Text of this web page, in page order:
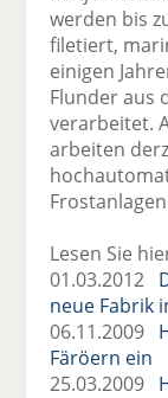
werden bis
filetiert,
einigen
Flunder aus
verarbeitet.
arbeiten
Lesen Sie
01.03.2012
neue Fabrik
06.11.2009
Färöern ein
25.03.2009